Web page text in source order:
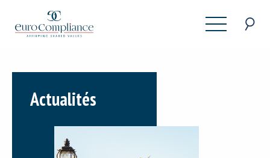
Recherche X
x
Actualités